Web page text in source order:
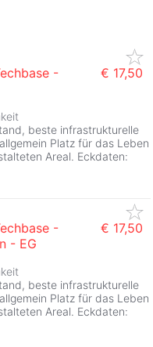
-
€ 17,50
beste infrastrukturelle
Platz für das Leben
Areal. Eckdaten:
-
- EG
€ 17,50
beste infrastrukturelle
Platz für das Leben
Areal. Eckdaten: